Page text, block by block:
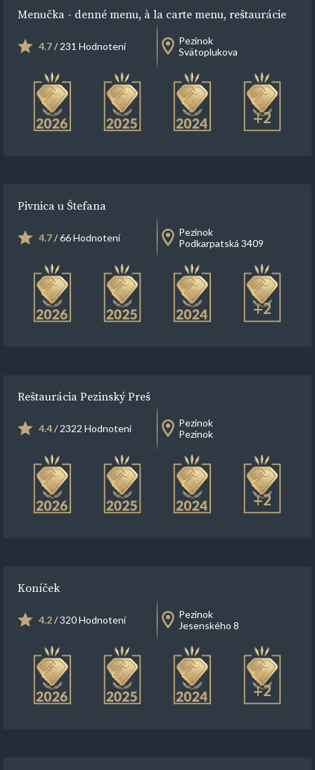
Menučka - denné menu, à la carte menu, reštaurácie
4.7/ 231 Hodnotení
Pezinok
Svätoplukova
+2
Pivnica u Štefana
4.7/ 66 Hodnotení
Pezinok
Podkarpatská 3409
+2
Reštaurácia Pezinský Preš
4.4/ 2322 Hodnotení
Pezinok
Pezinok
+2
Koníček
4.2/ 320 Hodnotení
Pezinok
Jesenského 8
+2